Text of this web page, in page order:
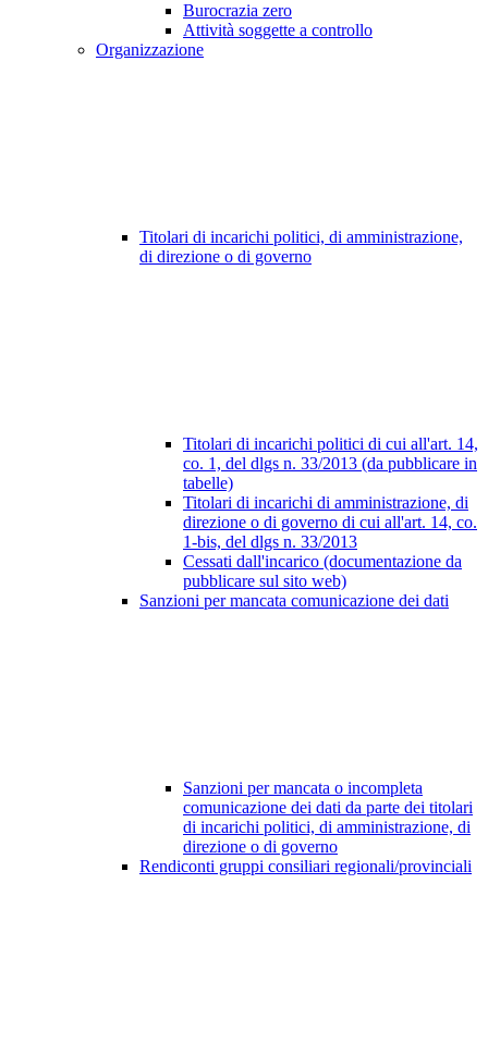
Burocrazia zero
Attività soggette a controllo
Organizzazione
Titolari di incarichi politici, di amministrazione,
di direzione o di governo
Titolari di incarichi politici di cui all'art. 14,
co. 1, del dlgs n. 33/2013 (da pubblicare in
tabelle)
Titolari di incarichi di amministrazione, di
direzione o di governo di cui all'art. 14, co.
1-bis, del dlgs n. 33/2013
Cessati dall'incarico (documentazione da
pubblicare sul sito web)
Sanzioni per mancata comunicazione dei dati
Sanzioni per mancata o incompleta
comunicazione dei dati da parte dei titolari
di incarichi politici, di amministrazione, di
direzione o di governo
Rendiconti gruppi consiliari regionali/provinciali